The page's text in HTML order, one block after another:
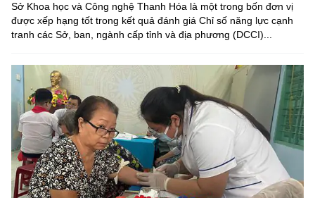
Sở Khoa học và Công nghệ Thanh Hóa là một trong bốn đơn vị
được xếp hạng tốt trong kết quả đánh giá Chỉ số năng lực cạnh
tranh các Sở, ban, ngành cấp tỉnh và địa phương (DCCI)...